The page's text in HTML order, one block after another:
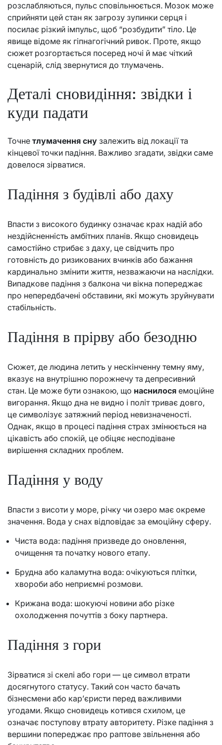
розслабляються, пульс сповільнюється. Мозок може
сприйняти цей стан як загрозу зупинки серця і
посилає різкий імпульс, щоб “розбудити” тіло. Це
явище відоме як гіпнагогічний ривок. Проте, якщо
сюжет розгортається посеред ночі й має чіткий
сценарій, слід звернутися до тлумачень.
Деталі сновидіння: звідки і
куди падати
Точне тлумачення сну залежить від локації та
кінцевої точки падіння. Важливо згадати, звідки саме
довелося зірватися.
Падіння з будівлі або даху
Впасти з високого будинку означає крах надій або
нездійсненність амбітних планів. Якщо сновидець
самостійно стрибає з даху, це свідчить про
готовність до ризикованих вчинків або бажання
кардинально змінити життя, незважаючи на наслідки.
Випадкове падіння з балкона чи вікна попереджає
про непередбачені обставини, які можуть зруйнувати
стабільність.
Падіння в прірву або безодню
Сюжет, де людина летить у нескінченну темну яму,
вказує на внутрішню порожнечу та депресивний
стан. Це може бути ознакою, що наснилося емоційне
вигорання. Якщо дна не видно і політ триває довго,
це символізує затяжний період невизначеності.
Однак, якщо в процесі падіння страх змінюється на
цікавість або спокій, це обіцяє несподіване
вирішення складних проблем.
Падіння у воду
Впасти з висоти у море, річку чи озеро має окреме
значення. Вода у снах відповідає за емоційну сферу.
Чиста вода: падіння призведе до оновлення,
очищення та початку нового етапу.
Брудна або каламутна вода: очікуються плітки,
хвороби або неприємні розмови.
Крижана вода: шокуючі новини або різке
охолодження почуттів з боку партнера.
Падіння з гори
Зірватися зі скелі або гори — це символ втрати
досягнутого статусу. Такий сон часто бачать
бізнесмени або кар’єристи перед важливими
угодами. Якщо сновидець котився схилом, це
означає поступову втрату авторитету. Різке падіння з
вершини попереджає про раптове звільнення або